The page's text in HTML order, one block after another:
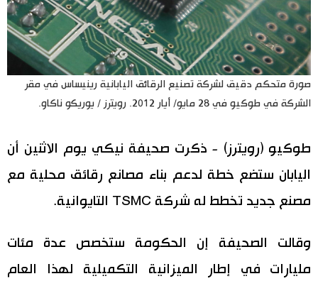
صور
أشخاص
تجارب وآراء
اقتصاد
مجتمع
ثقافة
الأكثر تفاعلا
اللغة اليابانية
موسوعة اليابان
المطبخ الياباني
تواصل معنا
صورة متحكم دقيق لشركة تصنيع الرقائق اليابانية رينيساس في مقر
الشركة في طوكيو في 28 مايو/ أيار 2012. رويترز / يوريكو ناكاو.
طوكيو (رويترز) - ذكرت صحيفة نيكي يوم الاثنين أن
اليابان ستضع خطة لدعم بناء مصانع رقائق محلية مع
مصنع جديد تخطط له شركة TSMC التايوانية.
وقالت الصحيفة إن الحكومة ستخصص عدة مئات
مليارات في إطار الميزانية التكميلية لهذا العام